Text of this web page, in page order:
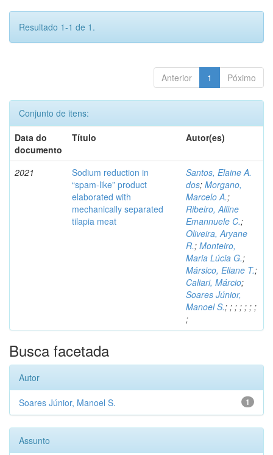
Resultado 1-1 de 1.
Anterior 1 Póximo
Conjunto de itens:
Data do
documento
Título Autor(es)
2021
Sodium reduction in
“spam-like” product
elaborated with
mechanically separated
tilapia meat
Santos, Elaine A.
dos; Morgano,
Marcelo A.;
Ribeiro, Alline
Emannuele C.;
Oliveira, Aryane
R.; Monteiro,
Maria Lúcia G.;
Mársico, Eliane T.;
Caliari, Márcio;
Soares Júnior,
Manoel S.; ; ; ; ; ; ;
;
Busca facetada
Autor
1
Soares Júnior, Manoel S.
Assunto